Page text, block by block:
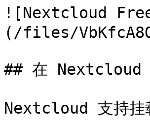
![Nextcloud
(/files/
## 在 Nextcloud
Nextcloud 支持挂